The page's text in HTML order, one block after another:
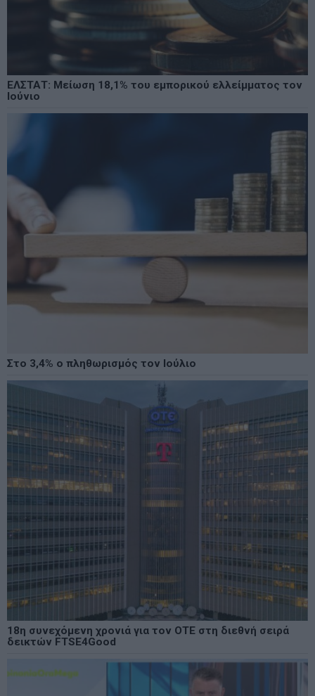
ΕΛΣΤΑΤ: Μείωση 18,1% του εμπορικού ελλείμματος τον
Ιούνιο
Στο 3,4% ο πληθωρισμός τον Ιούλιο
18η συνεχόμενη χρονιά για τον ΟΤΕ στη διεθνή σειρά
δεικτών FTSE4Good